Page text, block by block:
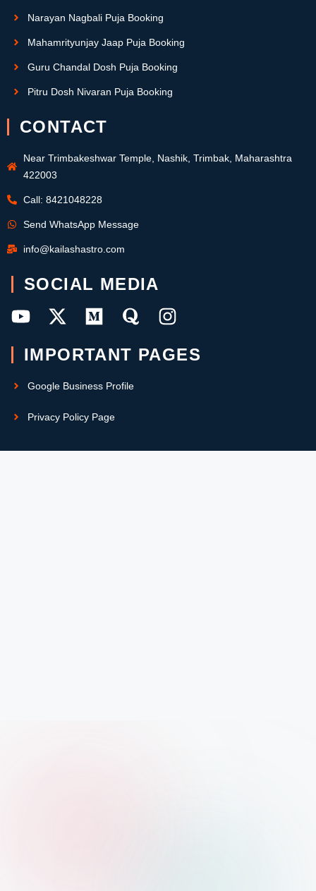
Narayan Nagbali Puja Booking
Mahamrityunjay Jaap Puja Booking
Guru Chandal Dosh Puja Booking
Pitru Dosh Nivaran Puja Booking
CONTACT
Near Trimbakeshwar Temple, Nashik, Trimbak, Maharashtra
422003
Call: 8421048228
Send WhatsApp Message
info@kailashastro.com
SOCIAL MEDIA
IMPORTANT PAGES
Google Business Profile
Privacy Policy Page